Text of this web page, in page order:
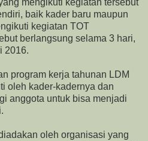
mengikuti kegiatan tersebut
baik kader baru maupun
kegiatan TOT
berlangsung selama 3 hari,
2016.
program kerja tahunan LDM
oleh kader-kadernya dan
anggota untuk bisa menjadi
oleh organisasi yang